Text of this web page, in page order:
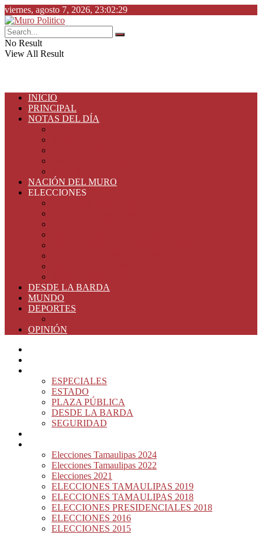
viernes, agosto 7, 2026, 23:02:29
No Result
View All Result
INICIO
PRINCIPAL
NOTAS DEL DÍA
NACIÓN DEL MURO
ELECCIONES
DESDE LA BARDA
MUNDO
DEPORTES
OPINIÓN
ESPECIALES
ESTADO
PLAZA PÚBLICA
DESDE LA BARDA
SEGURIDAD
Elecciones Tamaulipas 2024
Elecciones Tamaulipas 2022
Elecciones 2021
ELECCIONES TAMAULIPAS 2019
ELECCIONES TAMAULIPAS 2018
ELECCIONES PRESIDENCIALES 2018
ELECCIONES 2016
ELECCIONES 2015